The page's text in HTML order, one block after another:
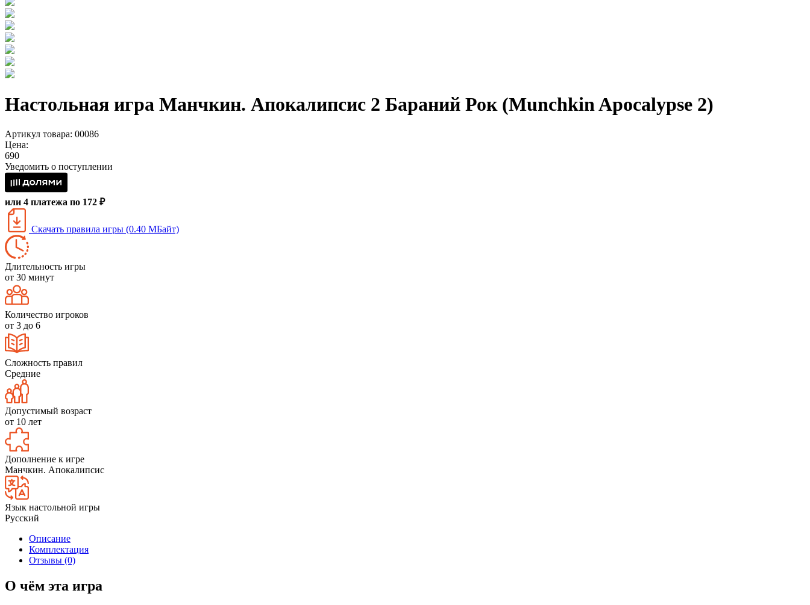
Настольная игра Манчкин. Апокалипсис 2 Бараний Рок (Munchkin Apocalypse 2)
Артикул товара: 00086
Цена:
690
Уведомить о поступлении
или 4 платежа по 172 ₽
Скачать правила игры (0.40 МБайт)
Длительность игры
от 30 минут
Количество игроков
от 3 до 6
Сложность правил
Средние
Допустимый возраст
от 10 лет
Дополнение к игре
Манчкин. Апокалипсис
Язык настольной игры
Русский
Описание
Комплектация
Отзывы (0)
О чём эта игра